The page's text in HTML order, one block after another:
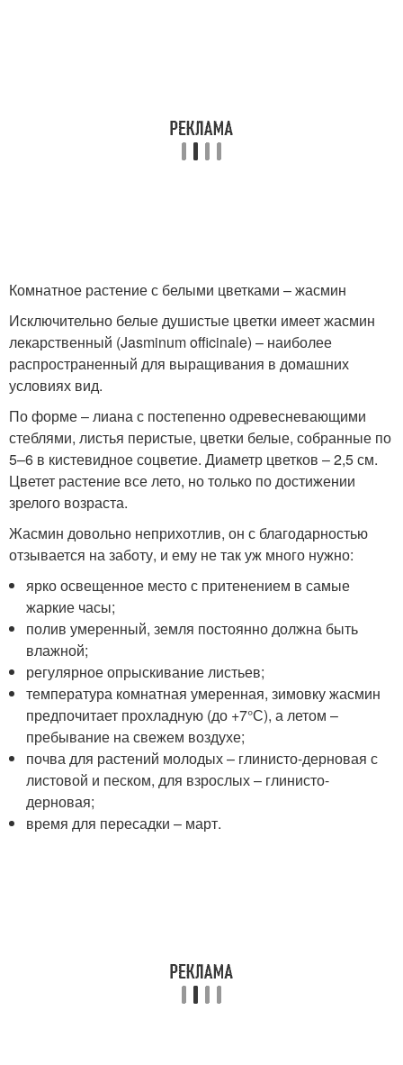
Комнатное растение с белыми цветками – жасмин
Исключительно белые душистые цветки имеет жасмин
лекарственный (Jasminum officinale) – наиболее
распространенный для выращивания в домашних
условиях вид.
По форме – лиана с постепенно одревесневающими
стеблями, листья перистые, цветки белые, собранные по
5–6 в кистевидное соцветие. Диаметр цветков – 2,5 см.
Цветет растение все лето, но только по достижении
зрелого возраста.
Жасмин довольно неприхотлив, он с благодарностью
отзывается на заботу, и ему не так уж много нужно:
ярко освещенное место с притенением в самые
жаркие часы;
полив умеренный, земля постоянно должна быть
влажной;
регулярное опрыскивание листьев;
температура комнатная умеренная, зимовку жасмин
предпочитает прохладную (до +7°С), а летом –
пребывание на свежем воздухе;
почва для растений молодых – глинисто-дерновая с
листовой и песком, для взрослых – глинисто-
дерновая;
время для пересадки – март.